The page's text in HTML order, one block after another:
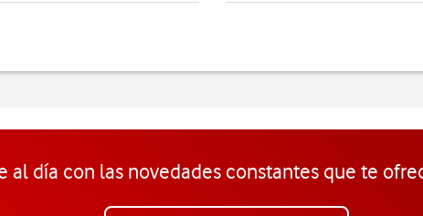
al día con las novedades constantes que te